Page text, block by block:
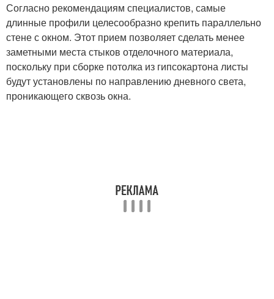
Согласно рекомендациям специалистов, самые
длинные профили целесообразно крепить параллельно
стене с окном. Этот прием позволяет сделать менее
заметными места стыков отделочного материала,
поскольку при сборке потолка из гипсокартона листы
будут установлены по направлению дневного света,
проникающего сквозь окна.